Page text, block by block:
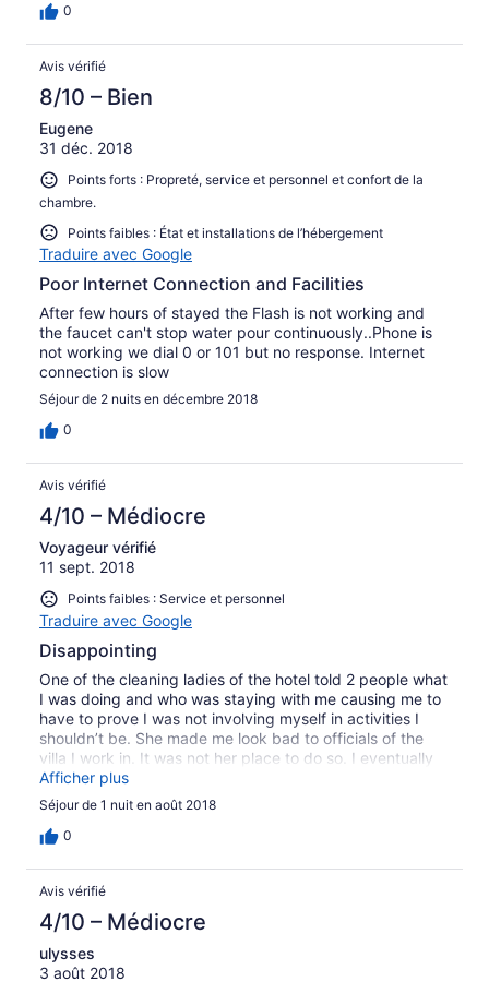
0
Avis vérifié
8/10 – Bien
Eugene
31 déc. 2018
Points forts : Propreté, service et personnel et confort de la
chambre.
Points faibles : État et installations de l’hébergement
Traduire avec Google
Poor Internet Connection and Facilities
After few hours of stayed the Flash is not working and
the faucet can't stop water pour continuously..Phone is
not working we dial 0 or 101 but no response. Internet
connection is slow
Séjour de 2 nuits en décembre 2018
0
Avis vérifié
4/10 – Médiocre
Voyageur vérifié
11 sept. 2018
Points faibles : Service et personnel
Traduire avec Google
Disappointing
One of the cleaning ladies of the hotel told 2 people what
I was doing and who was staying with me causing me to
have to prove I was not involving myself in activities I
shouldn’t be. She made me look bad to officials of the
villa I work in. It was not her place to do so. I eventually
convinced them that I was with friends and there was
nothing more with the person who had drank to much to
go home and had stayed with me. It is very rude and
illegal to give information about others.
Afficher plus
Séjour de 1 nuit en août 2018
0
Avis vérifié
4/10 – Médiocre
ulysses
3 août 2018